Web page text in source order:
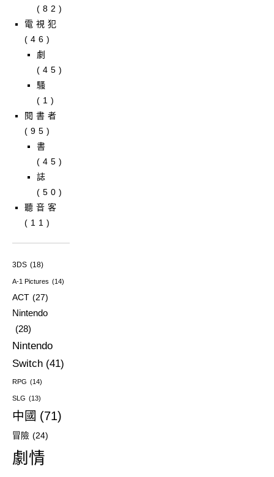
(82)
電視犯
(46)
劇
(45)
騷
(1)
閱書者
(95)
書
(45)
誌
(50)
聽音客
(11)
3DS (18)
A-1 Pictures (14)
ACT (27)
Nintendo
(28)
Nintendo
Switch (41)
RPG (14)
SLG (13)
中國 (71)
冒險 (24)
劇情